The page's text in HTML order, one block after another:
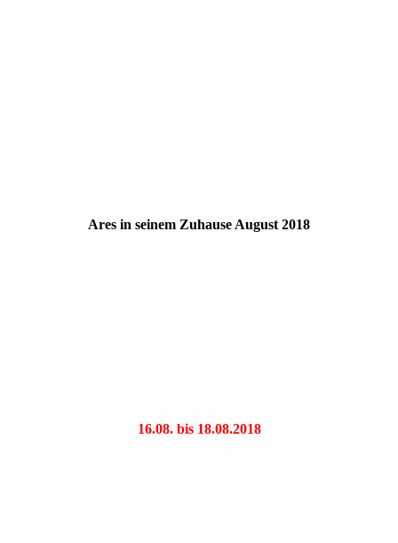
Ares in seinem Zuhause August 2018
16.08. bis 18.08.2018